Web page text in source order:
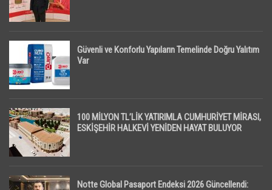
Güvenli ve Konforlu Yapıların Temelinde Doğru Yalıtım
Var
100 MİLYON TL’LİK YATIRIMLA CUMHURİYET MİRASI,
ESKİŞEHİR HALKEVİ YENİDEN HAYAT BULUYOR
Notte Global Pasaport Endeksi 2026 Güncellendi: